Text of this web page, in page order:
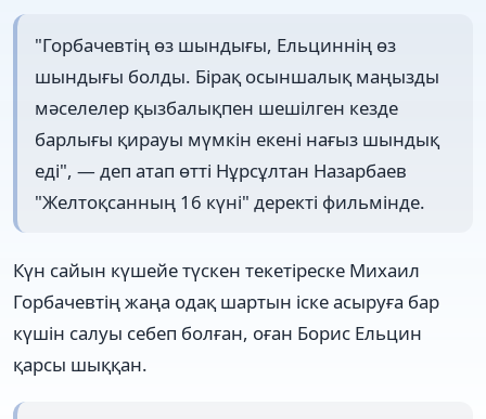
"Горбачевтің өз шындығы, Ельциннің өз
шындығы болды. Бірақ осыншалық маңызды
мәселелер қызбалықпен шешілген кезде
барлығы қирауы мүмкін екені нағыз шындық
еді", — деп атап өтті Нұрсұлтан Назарбаев
"Желтоқсанның 16 күні" деректі фильмінде.
Күн сайын күшейе түскен текетіреске Михаил
Горбачевтің жаңа одақ шартын іске асыруға бар
күшін салуы себеп болған, оған Борис Ельцин
қарсы шыққан.